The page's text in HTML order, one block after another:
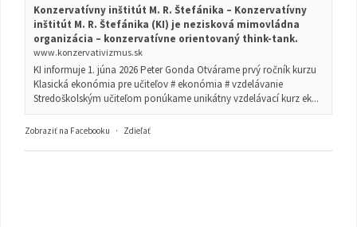
Konzervatívny inštitút M. R. Štefánika – Konzervatívny
inštitút M. R. Štefánika (KI) je nezisková mimovládna
organizácia – konzervatívne orientovaný think-tank.
www.konzervativizmus.sk
KI informuje 1. júna 2026 Peter Gonda Otvárame prvý ročník kurzu
Klasická ekonómia pre učiteľov # ekonómia # vzdelávanie
Stredoškolským učiteľom ponúkame unikátny vzdelávací kurz ek...
Zobraziť na Facebooku · Zdieľať